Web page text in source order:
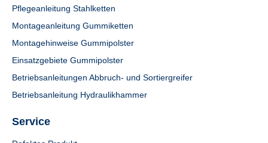
Pflegeanleitung Stahlketten
Montageanleitung Gummiketten
Montagehinweise Gummipolster
Einsatzgebiete Gummipolster
Betriebsanleitungen Abbruch- und Sortiergreifer
Betriebsanleitung Hydraulikhammer
Service